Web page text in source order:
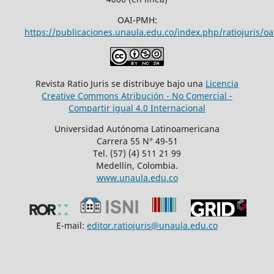
OAI-PMH:
https://publicaciones.unaula.edu.co/index.php/ratiojuris/
Revista Ratio Juris se distribuye bajo una Licencia
Creative Commons Atribución - No Comercial -
Compartir igual 4.0 Internacional
Universidad Autónoma Latinoamericana
Carrera 55 N° 49-51
Tel. (57) (4) 511 21 99
Medellín, Colombia.
www.unaula.edu.co
E-mail: editor.ratiojuris@unaula.edu.co